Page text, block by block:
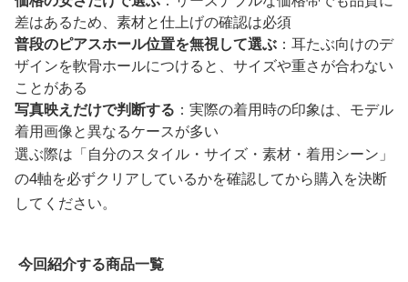
差はあるため、素材と仕上げの確認は必須
普段のピアスホール位置を無視して選ぶ ：耳たぶ向けのデ
ザインを軟骨ホールにつけると、サイズや重さが合わない
ことがある
写真映えだけで判断する ：実際の着用時の印象は、モデル
着用画像と異なるケースが多い
選ぶ際は「自分のスタイル・サイズ・素材・着用シーン」
の4軸を必ずクリアしているかを確認してから購入を決断
してください。
今回紹介する商品一覧